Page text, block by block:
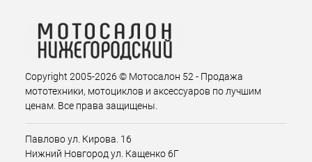
Copyright 2005-2026 © Мотосалон 52 - Продажа
мототехники, мотоциклов и аксессуаров по лучшим
ценам. Все права защищены.
Павлово ул. Кирова. 16
Нижний Новгород ул. Кащенко 6Г